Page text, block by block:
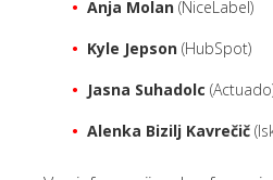
Anja Molan (NiceLabel)
Kyle Jepson (HubSpot)
Jasna Suhadolc
Alenka Bizilj Kavrečič